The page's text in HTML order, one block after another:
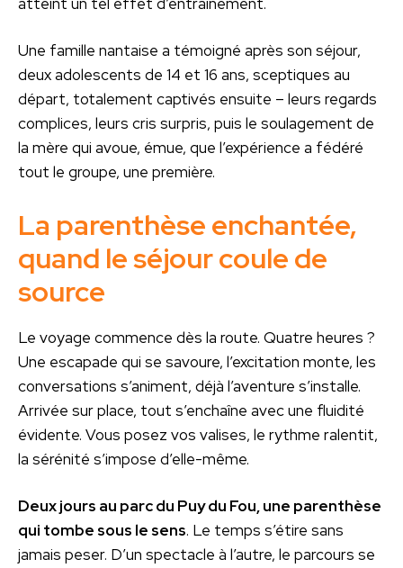
Une famille nantaise a témoigné après son séjour,
deux adolescents de 14 et 16 ans, sceptiques au
départ, totalement captivés ensuite – leurs regards
complices, leurs cris surpris, puis le soulagement de
la mère qui avoue, émue, que l’expérience a fédéré
tout le groupe, une première.
La parenthèse enchantée,
quand le séjour coule de
source
Le voyage commence dès la route. Quatre heures ?
Une escapade qui se savoure, l’excitation monte, les
conversations s’animent, déjà l’aventure s’installe.
Arrivée sur place, tout s’enchaîne avec une fluidité
évidente. Vous posez vos valises, le rythme ralentit,
la sérénité s’impose d’elle-même.
Deux jours au parc du Puy du Fou, une parenthèse
qui tombe sous le sens. Le temps s’étire sans
jamais peser. D’un spectacle à l’autre, le parcours se